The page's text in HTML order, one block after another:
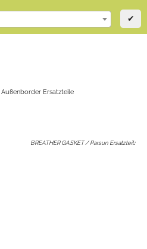
✔
Außenborder Ersatzteile
BREATHER GASKET / Parsun Ersatzteil: